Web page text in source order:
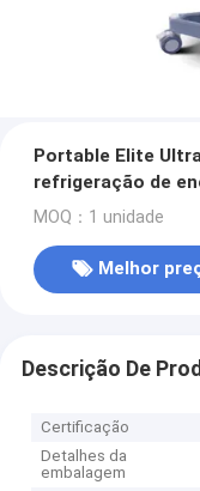
Portable Elite
refrigeração de
de
MOQ：1 unidade
Melhor
Descrição De
Certificação
Detalhes da
embalagem